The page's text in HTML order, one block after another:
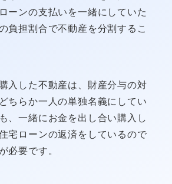
ーンの支払いを一緒にしていた
負担割合で不動産を分割するこ
入した不動産は、財産分与の対
ちらか一人の単独名義にしてい
、一緒にお金を出し合い購入し
宅ローンの返済をしているので
必要です。